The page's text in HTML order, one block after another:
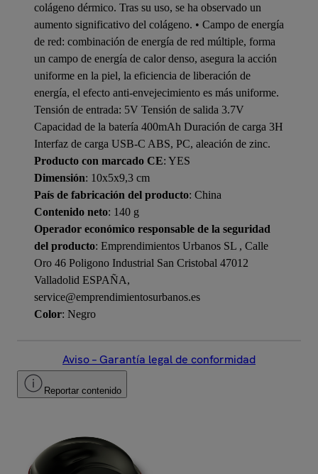
colágeno dérmico. Tras su uso, se ha observado un
aumento significativo del colágeno. • Campo de energía
de red: combinación de energía de red múltiple, forma
un campo de energía de calor denso, asegura la acción
uniforme en la piel, la eficiencia de liberación de
energía, el efecto anti-envejecimiento es más uniforme.
Tensión de entrada: 5V Tensión de salida 3.7V
Capacidad de la batería 400mAh Duración de carga 3H
Interfaz de carga USB-C ABS, PC, aleación de zinc.
Producto con marcado CE: YES
Dimensión: 10x5x9,3 cm
País de fabricación del producto: China
Contenido neto: 140 g
Operador económico responsable de la seguridad
del producto: Emprendimientos Urbanos SL , Calle
Oro 46 Poligono Industrial San Cristobal 47012
Valladolid ESPAÑA,
service@emprendimientosurbanos.es
Color: Negro
Aviso – Garantía legal de conformidad
Reportar contenido